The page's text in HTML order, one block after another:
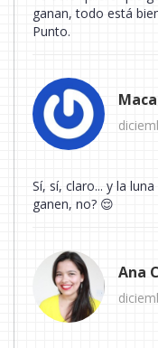
ganan, todo está
Punto.
Sí, sí, claro... y la
ganen, no? 😌
Ana